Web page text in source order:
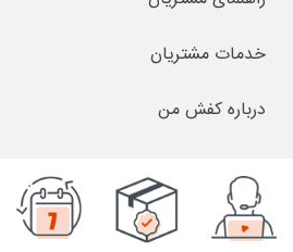
خدمات مشتریان
درباره کفش من